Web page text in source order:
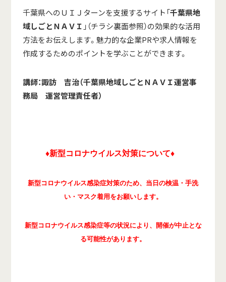
千葉県へのＵＩＪターンを支援するサイト「千葉県地
域しごとＮＡＶＩ 」（チラシ裏面参照）の効果的な活用
方法をお伝えします。魅力的な企業PRや求人情報を
作成するためのポイントを学ぶことができます。
講師：諏訪 吉治（千葉県地域しごとＮＡＶＩ運営事
務局 運営管理責任者）
♦新型コロナウイルス対策について♦
新型コロナウイルス感染症対策のため、当日の検温・手洗
い・マスク着用をお願いします。
新型コロナウイルス感染症等の状況により、開催が中止とな
る可能性があります。